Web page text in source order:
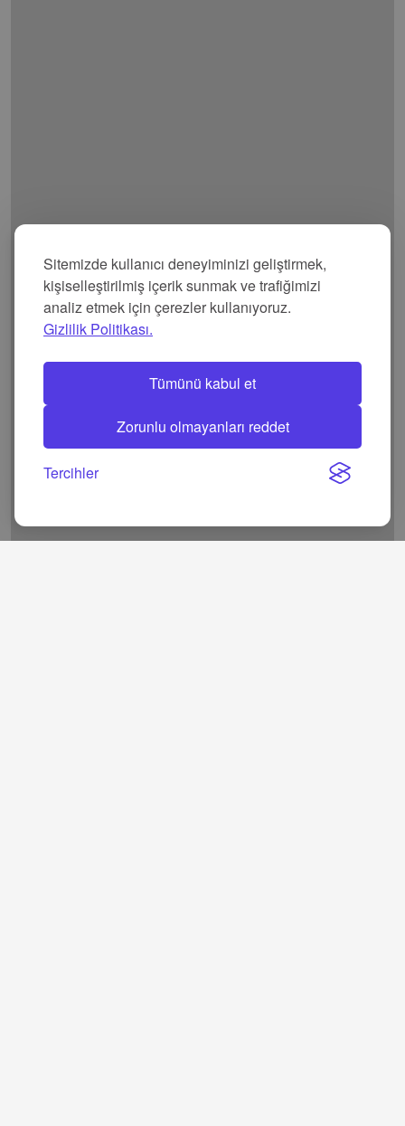
Sitemizde kullanıcı deneyiminizi geliştirmek,
kişiselleştirilmiş içerik sunmak ve trafiğimizi
analiz etmek için çerezler kullanıyoruz.
Gizlilik Politikası.
Tümünü kabul et
Zorunlu olmayanları reddet
Tercihler